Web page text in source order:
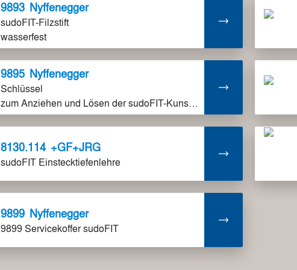
9893 Nyffenegger
sudoFIT-Filzstift
wasserfest
9895 Nyffenegger
Schlüssel
zum Anziehen und Lösen der sudoFIT-Kunststoffhülsen
8130.114 +GF+JRG
sudoFIT Einstecktiefenlehre
9899 Nyffenegger
9899 Servicekoffer sudoFIT